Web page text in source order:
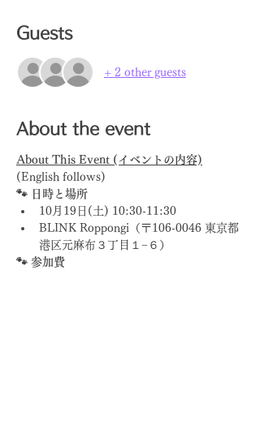
Guests
+ 2 other guests
About the event
About This Event (イベントの内容)
(English follows)
🐾 日時と場所
10月19日(土) 10:30-11:30
BLINK Roppongi（〒106-0046 東京都
港区元麻布３丁目１−６）
🐾 参加費